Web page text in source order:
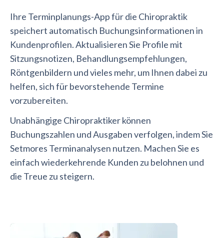
Ihre Terminplanungs-App für die Chiropraktik
speichert automatisch Buchungsinformationen in
Kundenprofilen. Aktualisieren Sie Profile mit
Sitzungsnotizen, Behandlungsempfehlungen,
Röntgenbildern und vieles mehr, um Ihnen dabei zu
helfen, sich für bevorstehende Termine
vorzubereiten.
Unabhängige Chiropraktiker können
Buchungszahlen und Ausgaben verfolgen, indem Sie
Setmores Terminanalysen nutzen. Machen Sie es
einfach wiederkehrende Kunden zu belohnen und
die Treue zu steigern.